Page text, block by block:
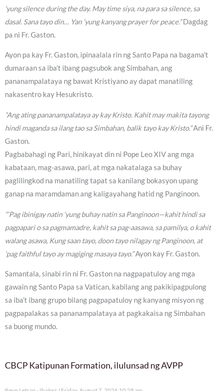
‘yung silence during the day. May time siya, na para sa silence, sa
dasal. Sana tayo din… Yan ‘yung kanyang prayer for peace.”Dagdag
pa ni Fr. Gaston.
Ayon pa kay Fr. Gaston, ipinaalala rin ng Santo Papa na bagama’t
dumaraan sa iba’t ibang pagsubok ang Simbahan, ang
pananampalataya ng bawat Kristiyano ay dapat manatiling
nakasentro kay Hesukristo.
“Ang ating pananampalataya ay kay Kristo. Kahit may makita tayong
hindi maganda sa ilang tao sa Simbahan, balik tayo kay Kristo.”Ani Fr.
Gaston.
Pagbabahagi ng Pari, hinikayat din ni Pope Leo XIV ang mga
kabataan, mag-asawa, pari, at mga nakatalaga sa buhay
paglilingkod na manatiling tapat sa kanilang bokasyon upang
ganap na maramdaman ang kaligayahang hatid ng Panginoon.
“‘Pag ibinigay natin ‘yung buhay natin sa Panginoon—kahit hindi sa
pagpapari o sa pagmamadre, kahit sa pag-aasawa, sa pamilya, o kahit
walang asawa, Kung saan tayo, doon tayo nilagay ng Panginoon, at
‘pag faithful tayo ay magiging masaya tayo.”Ayon kay Fr. Gaston.
Samantala, sinabi rin ni Fr. Gaston na nagpapatuloy ang mga
gawain ng Santo Papa sa Vatican, kabilang ang pakikipagpulong
sa iba’t ibang grupo bilang pagpapatuloy ng kanyang misyon ng
pagpapalakas sa pananampalataya at pagkakaisa ng Simbahan
sa buong mundo.
CBCP Katipunan Formation, ilulunsad ng AVPP